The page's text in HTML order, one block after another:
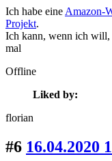
Ich habe eine Amazon-
Projekt.
Ich kann, wenn ich will,
mal
Offline
Liked by:
florian
#6 16.04.2020